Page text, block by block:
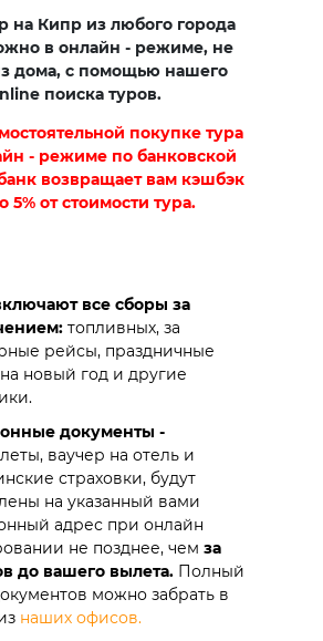
на Кипр из любого города
в онлайн - режиме, не
дома, с помощью нашего
поиска туров.
покупке тура
- режиме по банковской
возвращает вам кэшбэк
5% от стоимости тура.
все сборы за
топливных, за
рейсы, праздничные
новый год и другие
документы -
ваучер на отель и
страховки, будут
на указанный вами
адрес при онлайн
не позднее, чем за
до вашего вылета. Полный
можно забрать в
наших офисов.